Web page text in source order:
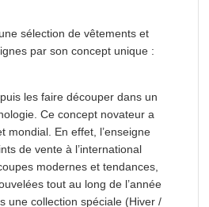
sélection de vêtements et
par son concept unique :
les faire découper dans un
Ce concept novateur a
mondial. En effet, l’enseigne
de vente à l’international
modernes et tendances,
tout au long de l’année
une collection spéciale (Hiver /